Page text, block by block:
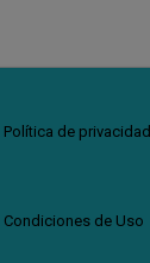
Política de privacidad
Condiciones de Uso